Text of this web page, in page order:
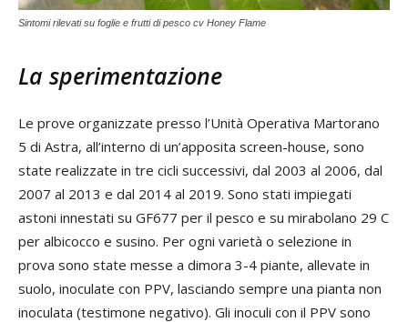
Sintomi rilevati su foglie e frutti di pesco cv Honey Flame
La sperimentazione
Le prove organizzate presso l’Unità Operativa Martorano
5 di Astra, all’interno di un’apposita screen-house, sono
state realizzate in tre cicli successivi, dal 2003 al 2006, dal
2007 al 2013 e dal 2014 al 2019. Sono stati impiegati
astoni innestati su GF677 per il pesco e su mirabolano 29 C
per albicocco e susino. Per ogni varietà o selezione in
prova sono state messe a dimora 3-4 piante, allevate in
suolo, inoculate con PPV, lasciando sempre una pianta non
inoculata (testimone negativo). Gli inoculi con il PPV sono